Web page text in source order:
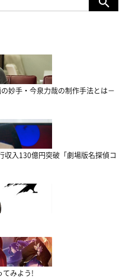
妙手・今泉力哉の制作手法とは－
収入130億円突破「劇場版名探偵コ
てみよう!